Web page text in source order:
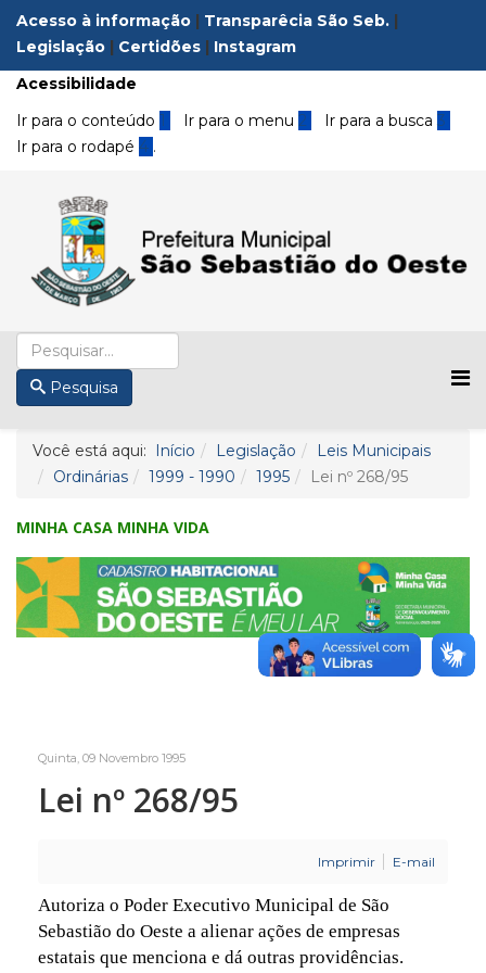
Acesso à informação | Transparêcia São Seb. |
Legislação | Certidões | Instagram
Acessibilidade
Ir para o conteúdo 1 Ir para o menu 2 Ir para a busca3
Ir para o rodapé 4 .
Pesquisa
Você está aqui: Início Legislação
Leis Municipais
Ordinárias
1999 - 1990 1995 Lei nº 268/95
MINHA CASA MINHA VIDA
Quinta, 09 Novembro 1995
Lei nº 268/95
Imprimir E-mail
Autoriza o Poder Executivo Municipal de São
Sebastião do Oeste a alienar ações de empresas
estatais que menciona e dá outras providências.